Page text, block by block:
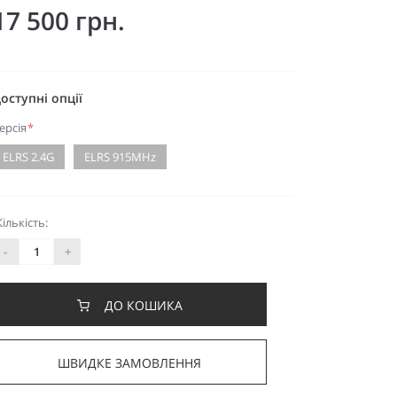
500 грн.
опції
*
ELRS 2.4G
ELRS 915MHz
-
+
ДО КОШИКА
ШВИДКЕ ЗАМОВЛЕННЯ